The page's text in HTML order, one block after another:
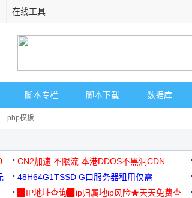
在线工具
脚本专栏 脚本下载 数据库
php模板
CN2加速 不限流 本港DDOS不黑洞CDN
48H64G1TSSD G口服务器租用仅需
3000+可免费测试
▉IP地址查询▉ip归属地ip风险★天天免费查